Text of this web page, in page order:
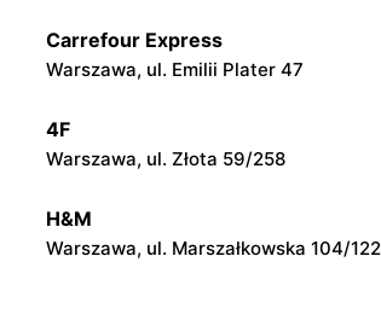
moje sklepy
Iwierzyce, ul. Iwierzyce 152A
moje sklepy
Niebylec, ul. Niebylec 139
Carrefour Express
Warszawa, ul. Emilii Plater 47
4F
Warszawa, ul. Złota 59/258
H&M
Warszawa, ul. Marszałkowska 104/122